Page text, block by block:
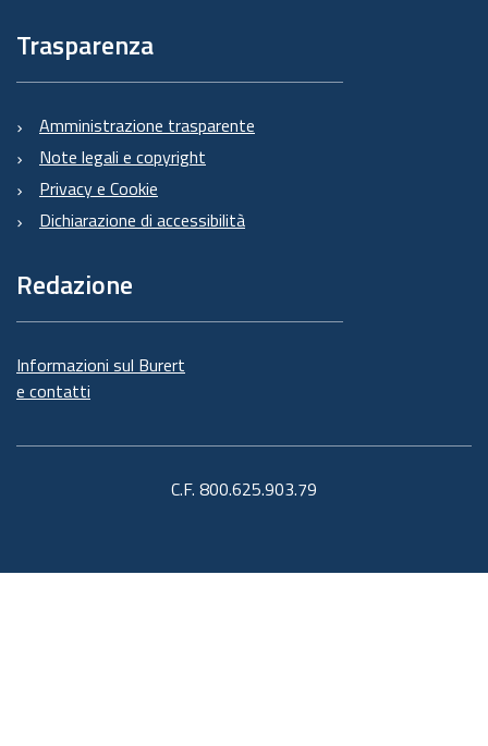
Trasparenza
Amministrazione trasparente
Note legali e copyright
Privacy e Cookie
Dichiarazione di accessibilità
Redazione
Informazioni sul Burert
e contatti
C.F. 800.625.903.79